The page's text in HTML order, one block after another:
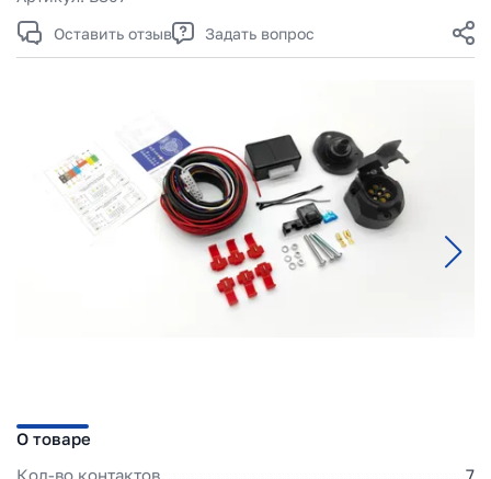
Оставить отзыв
Задать вопрос
О товаре
Кол-во контактов
7